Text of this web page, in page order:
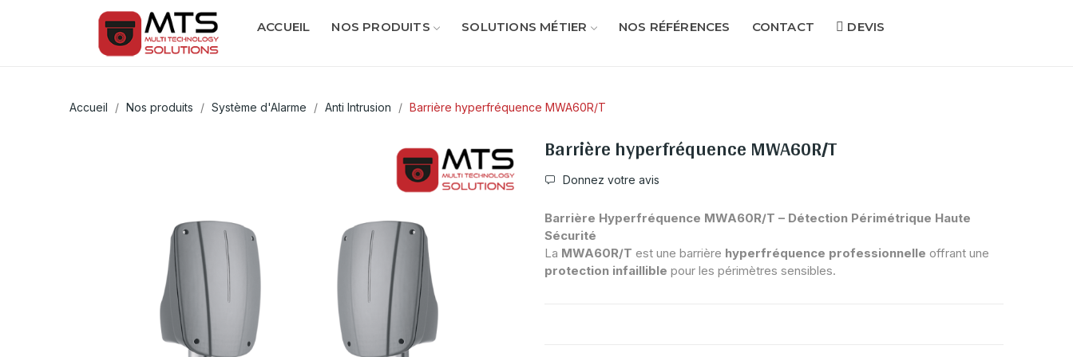
ACCUEIL NOS PRODUITS SOLUTIONS MÉTIER NOS RÉFÉRENCES CONTACT DEVIS
Accueil Nos produits Système d'Alarme Anti Intrusion Barrière hyperfréquence MWA60R/T
Barrière hyperfréquence MWA60R/T
Donnez votre avis
Barrière Hyperfréquence MWA60R/T – Détection Périmétrique Haute
Sécurité
La MWA60R/T est une barrière hyperfréquence professionnelle offrant une
protection infaillible pour les périmètres sensibles.